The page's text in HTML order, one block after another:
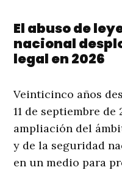
El abuso de
nacional
legal en 2026
Veinticinco años
11 de septiembre de
ampliación del
y de la seguridad
en un medio para